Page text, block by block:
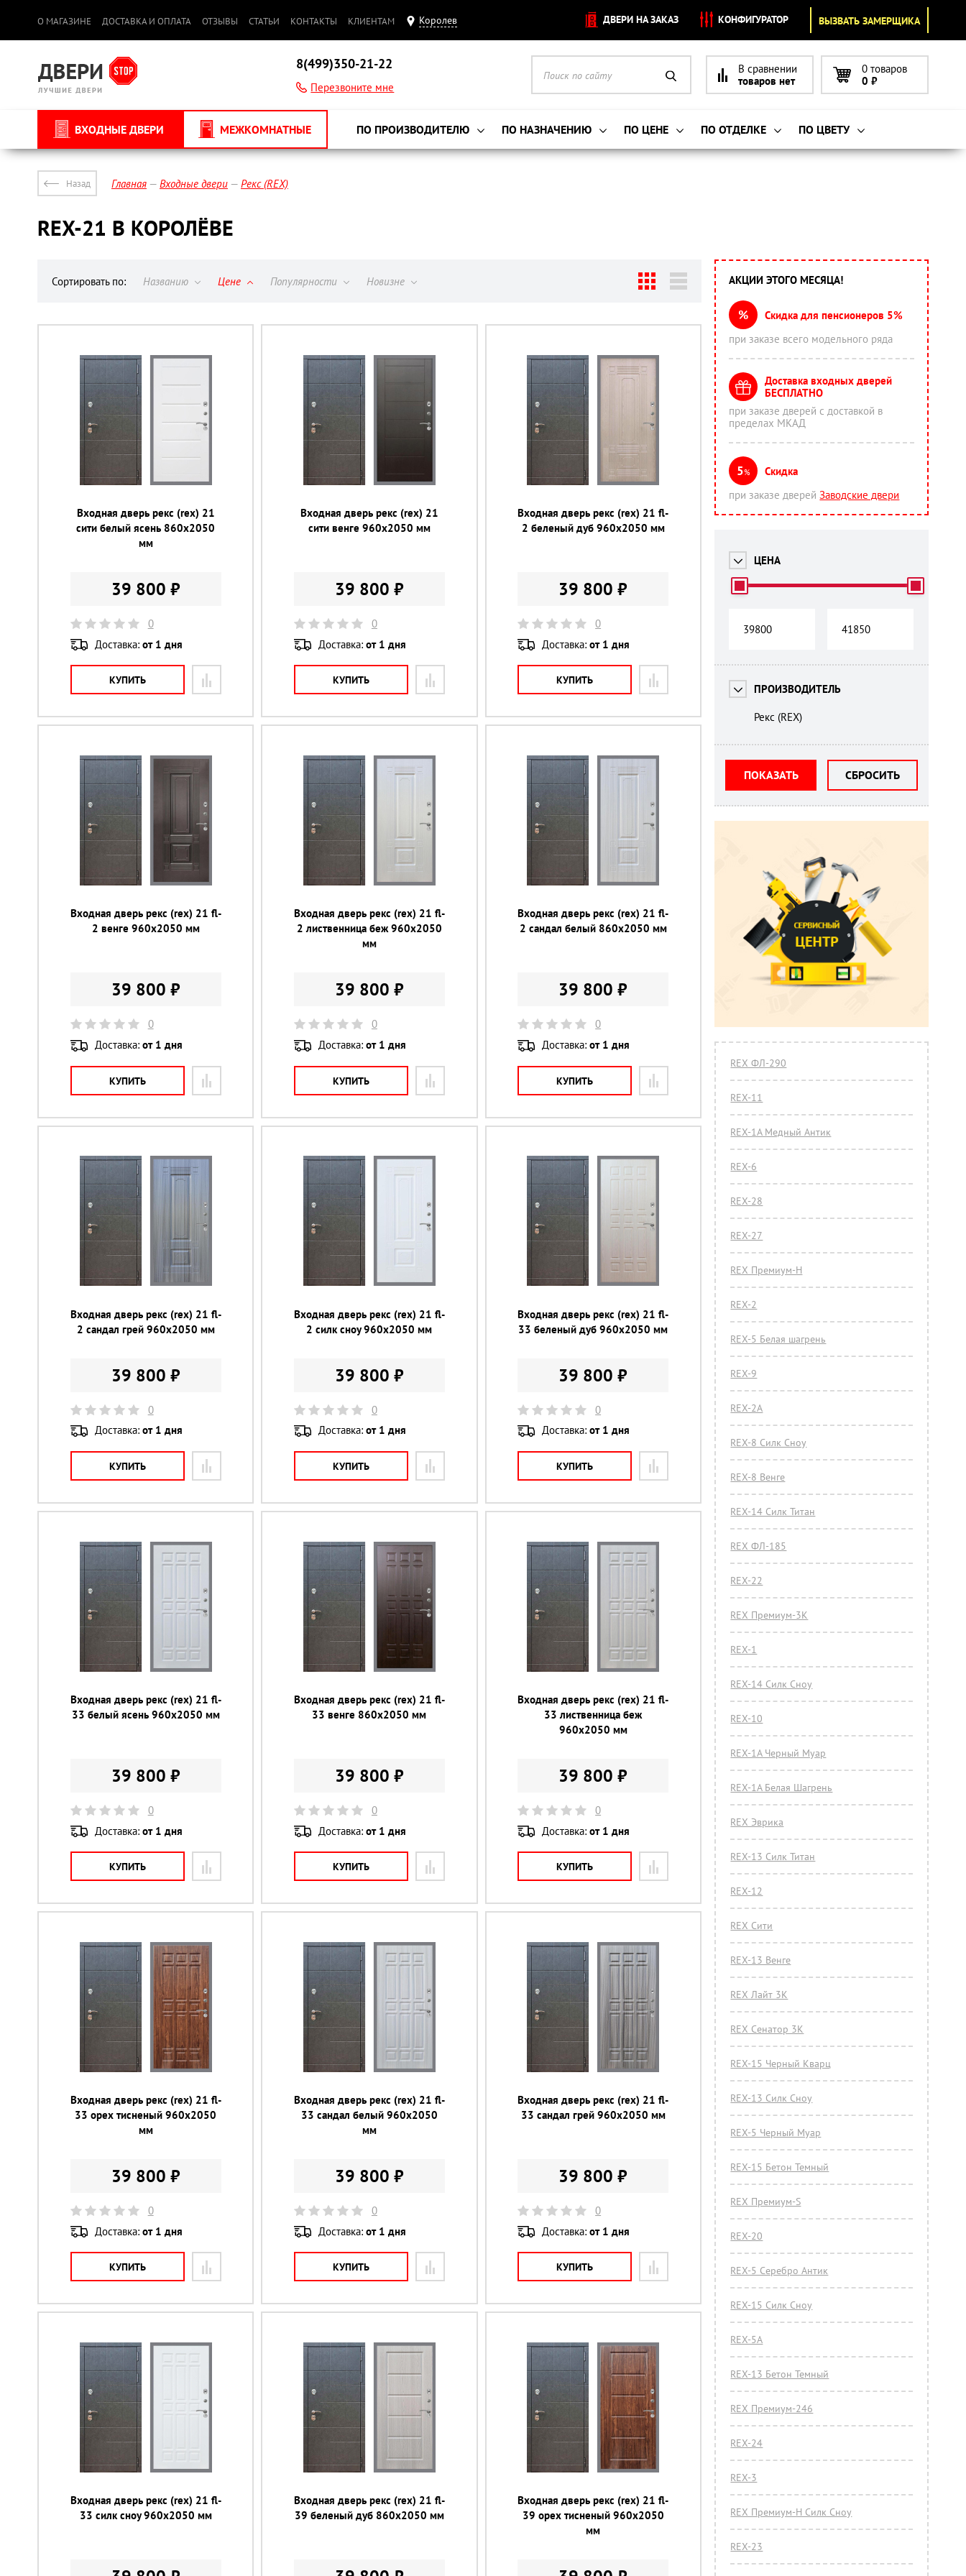
О МАГАЗИНЕ ДОСТАВКА И ОПЛАТА ОТЗЫВЫ СТАТЬИ КОНТАКТЫ КЛИЕНТАМ Королев ДВЕРИ НА ЗАКАЗ КОНФИГУРАТОР ВЫЗВАТЬ ЗАМЕРЩИКА
8(499)350-21-22
Перезвоните мне
В сравнении
товаров нет
0 товаров
0 ₽
ВХОДНЫЕ ДВЕРИ ПО ПРОИЗВОДИТЕЛЮ ПО НАЗНАЧЕНИЮ ПО ЦЕНЕ ПО ОТДЕЛКЕ ПО ЦВЕТУ
МЕЖКОМНАТНЫЕ
Назад Главная Входные двери Рекс (REX)
REX-21 В КОРОЛЁВЕ
Сортировать по: Названию Цене Популярности Новизне
Входная дверь рекс (rex) 21
сити белый ясень 860х2050
мм
39 800 ₽
0
Доставка: от 1 дня
КУПИТЬ
Входная дверь рекс (rex) 21
сити венге 960х2050 мм
39 800 ₽
0
Доставка: от 1 дня
КУПИТЬ
Входная дверь рекс (rex) 21 fl-
2 беленый дуб 960х2050 мм
39 800 ₽
0
Доставка:от 1 дня
КУПИТЬ
Входная дверь рекс (rex) 21 fl-
2 венге 960х2050 мм
39 800 ₽
0
Доставка: от 1 дня
КУПИТЬ
Входная дверь рекс (rex) 21 fl-
2 лиственница беж 960х2050
мм
39 800 ₽
0
Доставка: от 1 дня
КУПИТЬ
Входная дверь рекс (rex) 21 fl-
2 сандал белый 860х2050 мм
39 800 ₽
0
Доставка:от 1 дня
КУПИТЬ
Входная дверь рекс (rex) 21 fl-
2 сандал грей 960х2050 мм
39 800 ₽
0
Доставка: от 1 дня
КУПИТЬ
Входная дверь рекс (rex) 21 fl-
2 силк сноу 960х2050 мм
39 800 ₽
0
Доставка: от 1 дня
КУПИТЬ
Входная дверь рекс (rex) 21 fl-
33 беленый дуб 960х2050 мм
39 800 ₽
0
Доставка:от 1 дня
КУПИТЬ
Входная дверь рекс (rex) 21 fl-
33 белый ясень 960х2050 мм
39 800 ₽
0
Доставка: от 1 дня
КУПИТЬ
Входная дверь рекс (rex) 21 fl-
33 венге 860х2050 мм
39 800 ₽
0
Доставка: от 1 дня
КУПИТЬ
Входная дверь рекс (rex) 21 fl-
33 лиственница беж
960х2050 мм
39 800 ₽
0
Доставка:от 1 дня
КУПИТЬ
Входная дверь рекс (rex) 21 fl-
33 орех тисненый 960х2050
мм
39 800 ₽
0
Доставка: от 1 дня
КУПИТЬ
Входная дверь рекс (rex) 21 fl-
33 сандал белый 960х2050
мм
39 800 ₽
0
Доставка: от 1 дня
КУПИТЬ
Входная дверь рекс (rex) 21 fl-
33 сандал грей 960х2050 мм
39 800 ₽
0
Доставка:от 1 дня
КУПИТЬ
Входная дверь рекс (rex) 21 fl-
33 силк сноу 960х2050 мм
Входная дверь рекс (rex) 21 fl-
39 беленый дуб 860х2050 мм
Входная дверь рекс (rex) 21 fl-
39 орех тисненый 960х2050
мм
АКЦИИ ЭТОГО МЕСЯЦА!
%
Скидка для пенсионеров 5%
при заказе всего модельного ряда
Доставка входных дверей
БЕСПЛАТНО
при заказе дверей с доставкой в
пределах МКАД
5%
Скидка
при заказе дверейЗаводские двери
ЦЕНА
ПРОИЗВОДИТЕЛЬ
Рекс (REX)
ПОКАЗАТЬ СБРОСИТЬ
REX ФЛ-290
REX-11
REX-1A Медный Антик
REX-6
REX-28
REX-27
REX Премиум-Н
REX-2
REX-5 Белая шагрень
REX-9
REX-2А
REX-8 Силк Сноу
REX-8 Венге
REX-14 Силк Титан
REX ФЛ-185
REX-22
REX Премиум-3К
REX-1
REX-14 Силк Сноу
REX-10
REX-1A Черный Муар
REX-1А Белая Шагрень
REX Эврика
REX-13 Силк Титан
REX-12
REX Сити
REX-13 Венге
REX Лайт 3К
REX Сенатор 3К
REX-15 Черный Кварц
REX-13 Силк Сноу
REX-5 Черный Муар
REX-15 Бетон Темный
REX Премиум-S
REX-20
REX-5 Серебро Антик
REX-15 Силк Сноу
REX-5А
REX-13 Бетон Темный
REX Премиум-246
REX-24
REX-3
REX Премиум-Н Силк Сноу
REX-23